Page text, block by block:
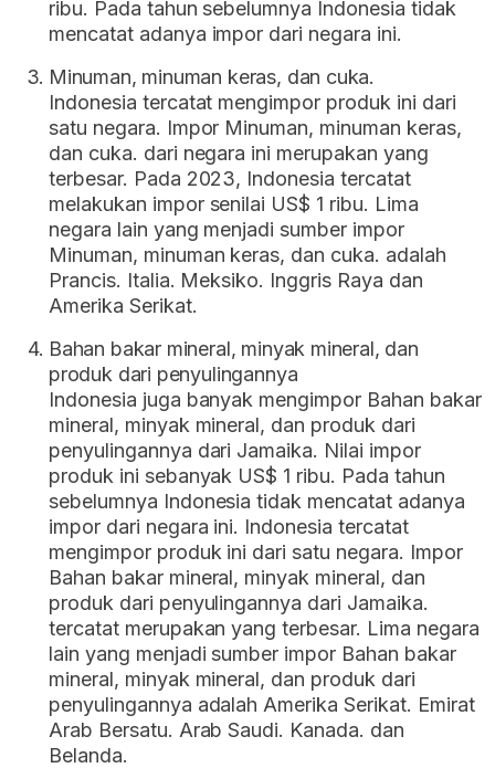
ribu. Pada tahun sebelumnya Indonesia tidak
mencatat adanya impor dari negara ini.
Minuman, minuman keras, dan cuka.
Indonesia tercatat mengimpor produk ini dari
satu negara. Impor Minuman, minuman keras,
dan cuka. dari negara ini merupakan yang
terbesar. Pada 2023, Indonesia tercatat
melakukan impor senilai US$ 1 ribu. Lima
negara lain yang menjadi sumber impor
Minuman, minuman keras, dan cuka. adalah
Prancis. Italia. Meksiko. Inggris Raya dan
Amerika Serikat.
Bahan bakar mineral, minyak mineral, dan
produk dari penyulingannya
Indonesia juga banyak mengimpor Bahan bakar
mineral, minyak mineral, dan produk dari
penyulingannya dari Jamaika. Nilai impor
produk ini sebanyak US$ 1 ribu. Pada tahun
sebelumnya Indonesia tidak mencatat adanya
impor dari negara ini. Indonesia tercatat
mengimpor produk ini dari satu negara. Impor
Bahan bakar mineral, minyak mineral, dan
produk dari penyulingannya dari Jamaika.
tercatat merupakan yang terbesar. Lima negara
lain yang menjadi sumber impor Bahan bakar
mineral, minyak mineral, dan produk dari
penyulingannya adalah Amerika Serikat. Emirat
Arab Bersatu. Arab Saudi. Kanada. dan
Belanda.